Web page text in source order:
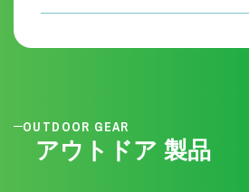
OUTDOOR GEAR
アウトドア 製品